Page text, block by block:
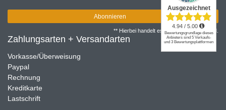
Abonnieren
** Hierbei handelt es sich um ein Pflichtfeld.
Zahlungsarten + Versandarten
Vorkasse/Überweisung
Paypal
Rechnung
Kreditkarte
Lastschrift